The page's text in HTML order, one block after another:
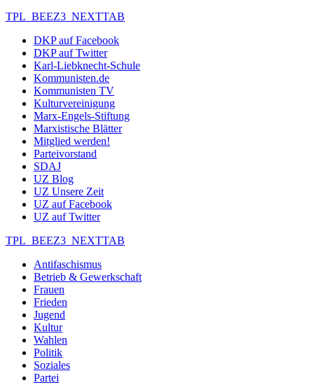
TPL_BEEZ3_NEXTTAB
DKP auf Facebook
DKP auf Twitter
Karl-Liebknecht-Schule
Kommunisten.de
Kommunisten TV
Kulturvereinigung
Marx-Engels-Stiftung
Marxistische Blätter
Mitglied werden!
Parteivorstand
SDAJ
UZ Blog
UZ Unsere Zeit
UZ auf Facebook
UZ auf Twitter
TPL_BEEZ3_NEXTTAB
Antifaschismus
Betrieb & Gewerkschaft
Frauen
Frieden
Jugend
Kultur
Wahlen
Politik
Soziales
Partei